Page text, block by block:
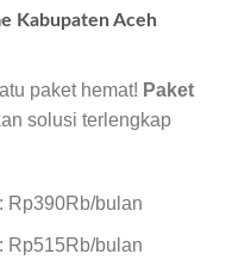
Kabupaten Aceh
paket hemat! Paket
solusi terlengkap
Rp390Rb/bulan
Rp515Rb/bulan